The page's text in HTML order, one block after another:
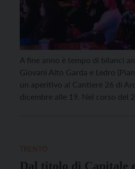
A fine anno è tempo di bilanci
Giovani Alto Garda e Ledro
un aperitivo al Cantiere 26 di
dicembre alle 19. Nel corso del
Dal titolo di Capitale